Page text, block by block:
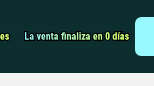
La venta finaliza en 0 días
La venta finaliza en 0 días
Grabador de pantalla